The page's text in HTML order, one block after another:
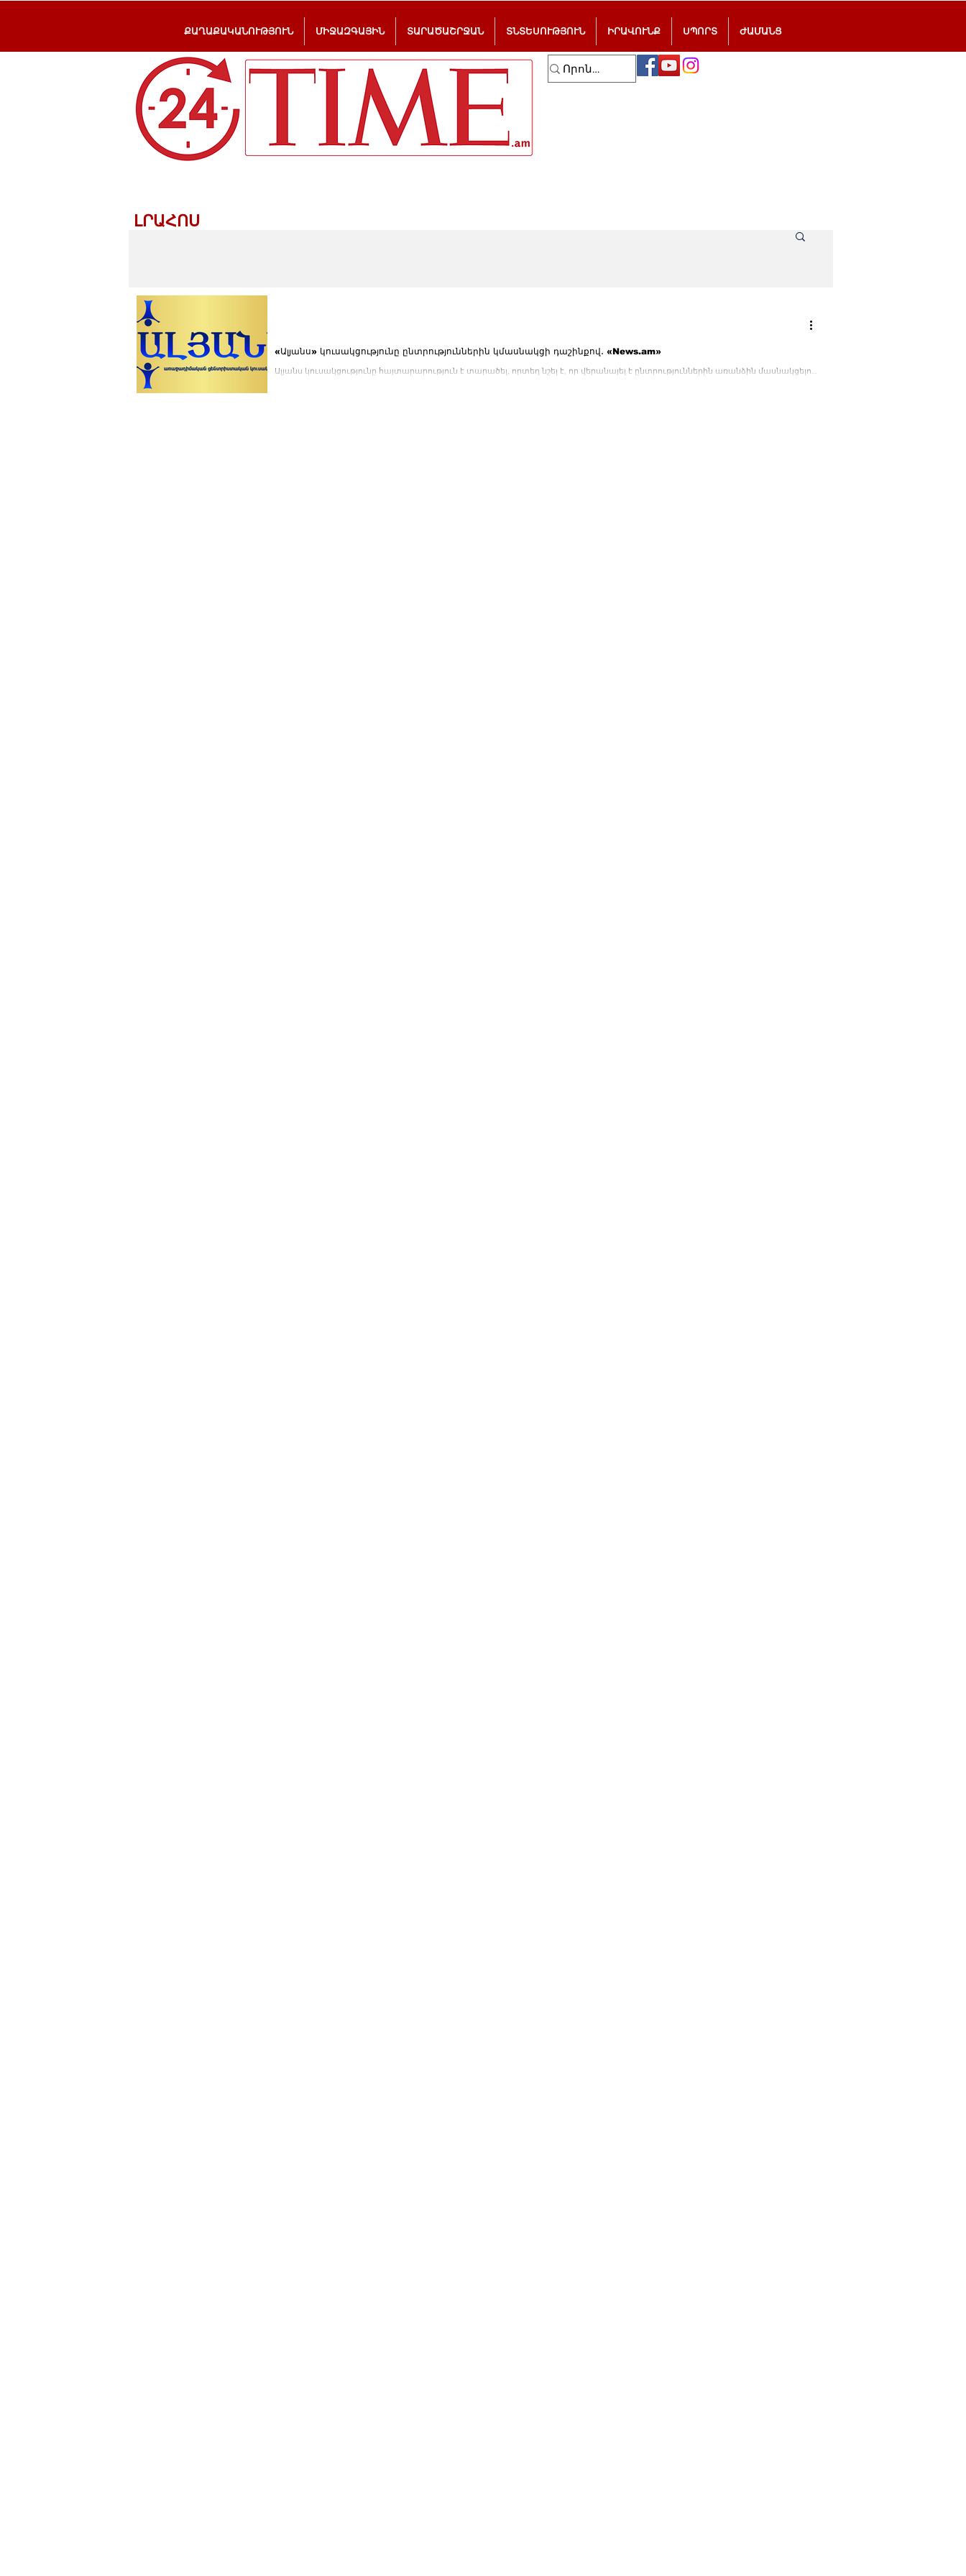
ՔԱՂԱՔԱԿԱՆՈՒԹՅՈՒՆ ՄԻՋԱԶԳԱՅԻՆ ՏԱՐԱԾԱՇՐՋԱՆ ՏՆՏԵՍՈՒԹՅՈՒՆ ԻՐԱՎՈՒՆՔ ՍՊՈՐՏ ԺԱՄԱՆՑ
ԼՐԱՀՈՍ
«Ալյանս» կուսակցությունը ընտրություններին կմասնակցի դաշինքով․ «News.am»
Ալյանս կուսակցությունը հայտարարություն է տարածել, որտեղ նշել է, որ վերանայել է ընտրություններին առանձին մասնակցելու